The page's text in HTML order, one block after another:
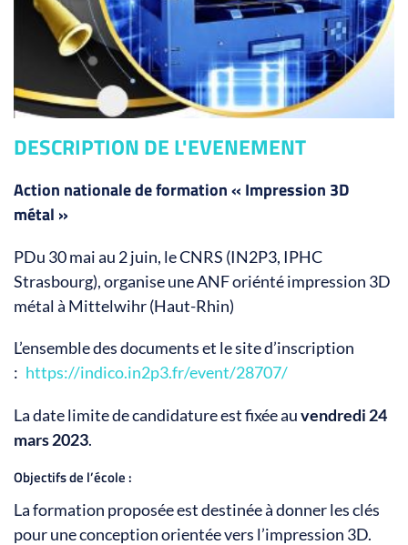
DESCRIPTION DE L'EVENEMENT
Action nationale de formation « Impression 3D
métal »
PDu 30 mai au 2 juin, le CNRS (IN2P3, IPHC
Strasbourg), organise une ANF oriénté impression 3D
métal à Mittelwihr (Haut-Rhin)
L’ensemble des documents et le site d’inscription
: https://indico.in2p3.fr/event/28707/
La date limite de candidature est fixée auvendredi 24
mars 2023.
Objectifs de l’école :
La formation proposée est destinée à donner les clés
pour une conception orientée vers l’impression 3D.